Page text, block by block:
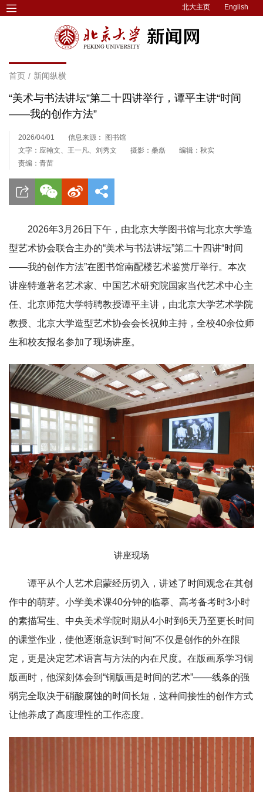
北大主页 English
首页 / 新闻纵横
“美术与书法讲坛”第二十四讲举行，谭平主讲“时间
——我的创作方法”
2026/04/01
信息来源： 图书馆
文字：应翰文、王一凡、刘秀文
摄影：桑磊
编辑：秋实
责编：青苗
2026年3月26日下午，由北京大学图书馆与北京大学造
型艺术协会联合主办的“美术与书法讲坛”第二十四讲“时间
——我的创作方法”在图书馆南配楼艺术鉴赏厅举行。本次
讲座特邀著名艺术家、中国艺术研究院国家当代艺术中心主
任、北京师范大学特聘教授谭平主讲，由北京大学艺术学院
教授、北京大学造型艺术协会会长祝帅主持，全校40余位师
生和校友报名参加了现场讲座。
讲座现场
谭平从个人艺术启蒙经历切入，讲述了时间观念在其创
作中的萌芽。小学美术课40分钟的临摹、高考备考时3小时
的素描写生、中央美术学院时期从4小时到6天乃至更长时间
的课堂作业，使他逐渐意识到“时间”不仅是创作的外在限
定，更是决定艺术语言与方法的内在尺度。在版画系学习铜
版画时，他深刻体会到“铜版画是时间的艺术”——线条的强
弱完全取决于硝酸腐蚀的时间长短，这种间接性的创作方式
让他养成了高度理性的工作态度。